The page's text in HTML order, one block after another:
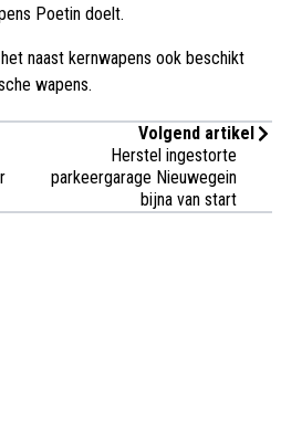
Poetin doelt.
naast kernwapens ook beschikt
wapens.
Volgend artikel
Herstel ingestorte
parkeergarage Nieuwegein
bijna van start